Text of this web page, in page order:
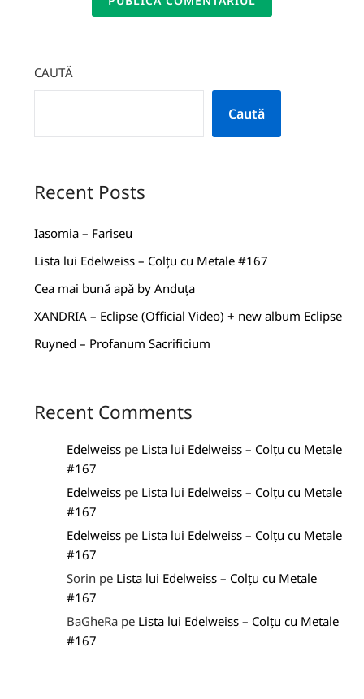
CAUTĂ
Caută
Recent Posts
Iasomia – Fariseu
Lista lui Edelweiss – Colțu cu Metale #167
Cea mai bună apă by Anduța
XANDRIA – Eclipse (Official Video) + new album Eclipse
Ruyned – Profanum Sacrificium
Recent Comments
Edelweiss pe Lista lui Edelweiss – Colțu cu Metale
#167
Edelweiss pe Lista lui Edelweiss – Colțu cu Metale
#167
Edelweiss pe Lista lui Edelweiss – Colțu cu Metale
#167
Sorin pe Lista lui Edelweiss – Colțu cu Metale
#167
BaGheRa pe Lista lui Edelweiss – Colțu cu Metale
#167